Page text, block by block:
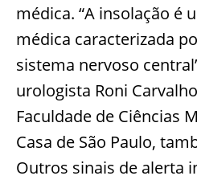
médica. “A insolação é
médica caracterizada
sistema nervoso
urologista Roni
Faculdade de Ciências
Casa de São Paulo,
Outros sinais de alerta